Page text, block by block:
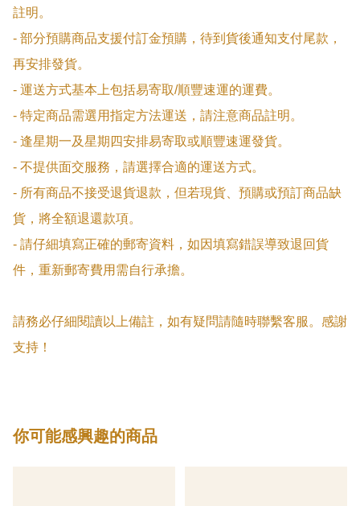
註明。
- 部分預購商品支援付訂金預購，待到貨後通知支付尾款，
再安排發貨。
- 運送方式基本上包括易寄取/順豐速運的運費。
- 特定商品需選用指定方法運送，請注意商品註明。
- 逢星期一及星期四安排易寄取或順豐速運發貨。
- 不提供面交服務，請選擇合適的運送方式。
- 所有商品不接受退貨退款，但若現貨、預購或預訂商品缺
貨，將全額退還款項。
- 請仔細填寫正確的郵寄資料，如因填寫錯誤導致退回貨
件，重新郵寄費用需自行承擔。
請務必仔細閱讀以上備註，如有疑問請隨時聯繫客服。感謝
支持！
你可能感興趣的商品